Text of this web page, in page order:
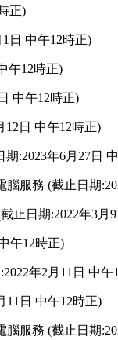
正)
日 中午12時正)
午12時正)
中午12時正)
12日 中午12時正)
:2023年6月27日
服務 (截止日期
截止日期:2022年3月
午12時正)
年2月11日 中午
11日 中午12時正)
服務 (截止日期